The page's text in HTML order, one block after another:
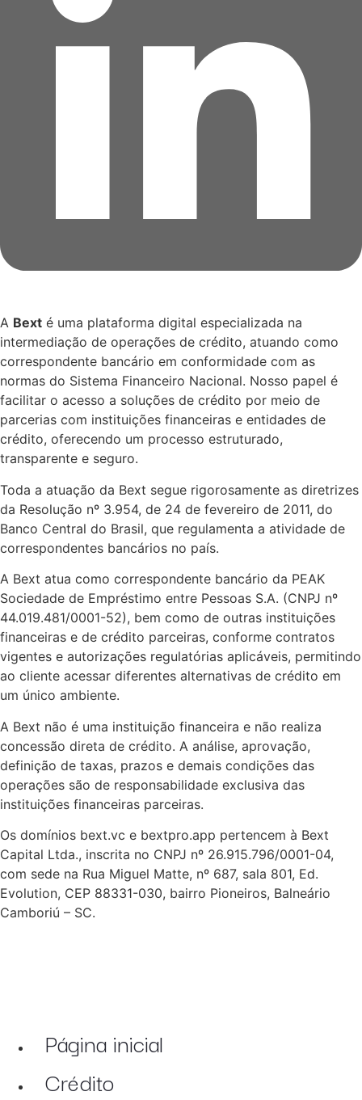
A Bext é uma plataforma digital especializada na
intermediação de operações de crédito, atuando como
correspondente bancário em conformidade com as
normas do Sistema Financeiro Nacional. Nosso papel é
facilitar o acesso a soluções de crédito por meio de
parcerias com instituições financeiras e entidades de
crédito, oferecendo um processo estruturado,
transparente e seguro.
Toda a atuação da Bext segue rigorosamente as diretrizes
da Resolução nº 3.954, de 24 de fevereiro de 2011, do
Banco Central do Brasil, que regulamenta a atividade de
correspondentes bancários no país.
A Bext atua como correspondente bancário da PEAK
Sociedade de Empréstimo entre Pessoas S.A. (CNPJ nº
44.019.481/0001-52), bem como de outras instituições
financeiras e de crédito parceiras, conforme contratos
vigentes e autorizações regulatórias aplicáveis, permitindo
ao cliente acessar diferentes alternativas de crédito em
um único ambiente.
A Bext não é uma instituição financeira e não realiza
concessão direta de crédito. A análise, aprovação,
definição de taxas, prazos e demais condições das
operações são de responsabilidade exclusiva das
instituições financeiras parceiras.
Os domínios bext.vc e bextpro.app pertencem à Bext
Capital Ltda., inscrita no CNPJ nº 26.915.796/0001-04,
com sede na Rua Miguel Matte, nº 687, sala 801, Ed.
Evolution, CEP 88331-030, bairro Pioneiros, Balneário
Camboriú – SC.
Página inicial
Crédito